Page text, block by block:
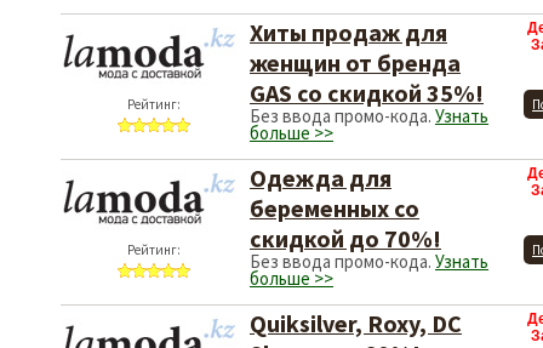
Рейтинг:
Хиты продаж для
женщин от бренда
GAS со скидкой 35%!
Без ввода промо-кода. Узнать
больше >>
Рейтинг:
Одежда для
беременных со
скидкой до 70%!
Без ввода промо-кода. Узнать
больше >>
Quiksilver, Roxy, DC